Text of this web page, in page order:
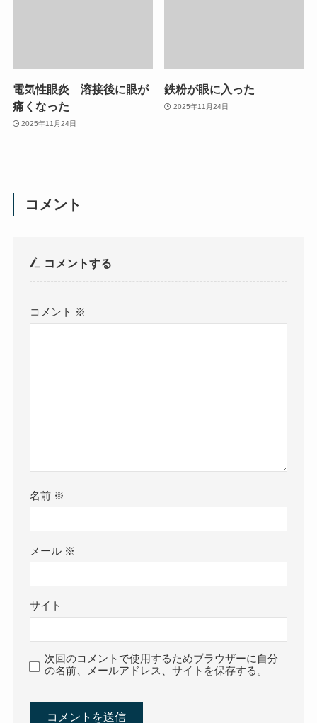
電気性眼炎 溶接後に眼が
痛くなった
2025年11月24日
鉄粉が眼に入った
2025年11月24日
コメント
コメントする
コメント ※
名前 ※
メール ※
サイト
次回のコメントで使用するためブラウザーに自分
の名前、メールアドレス、サイトを保存する。